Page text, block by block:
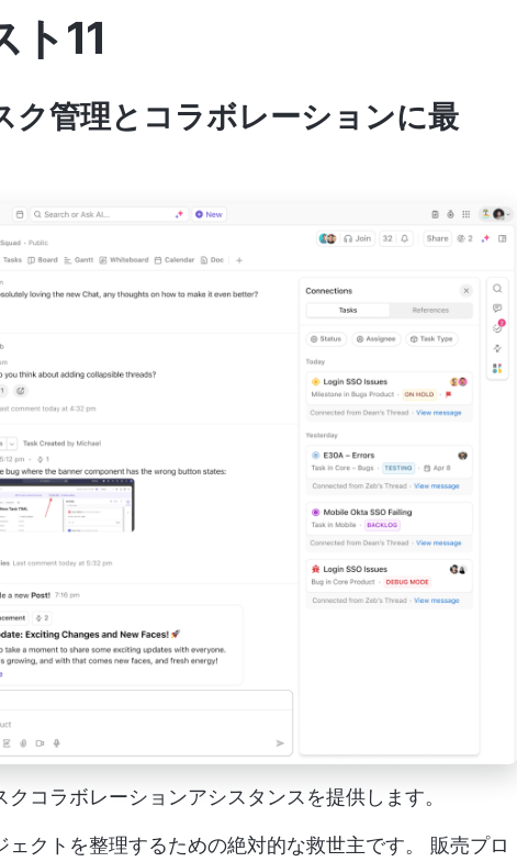
ト11
ク管理とコラボレーションに最
コラボレーションアシスタンスを提供します。
クトを整理するための絶対的な救世主です。 販売プロ